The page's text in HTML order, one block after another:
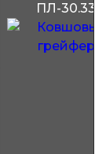
ПЛ-30.33